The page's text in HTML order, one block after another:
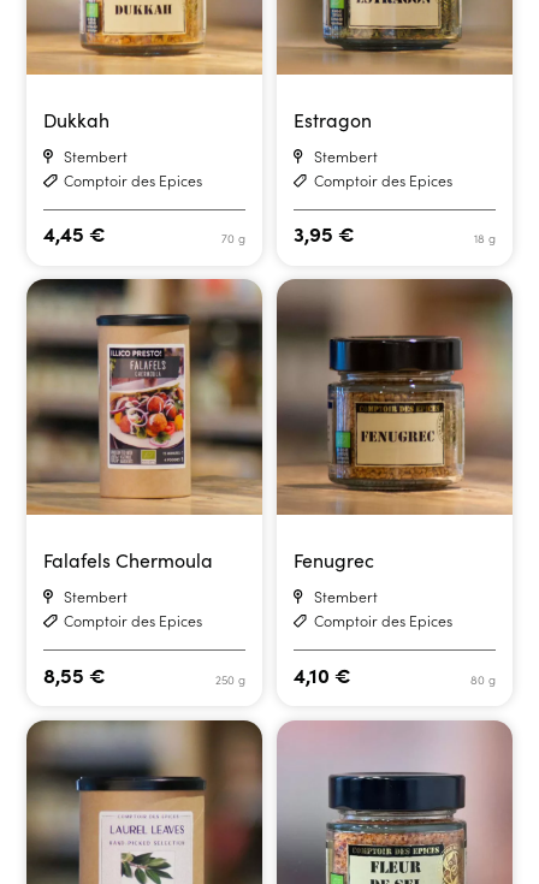
Dukkah
Stembert
Comptoir des Epices
70 g
4,45€
Estragon
Stembert
Comptoir des Epices
18 g
3,95 €
Falafels Chermoula
Stembert
Comptoir des Epices
250 g
8,55€
Fenugrec
Stembert
Comptoir des Epices
80 g
4,10 €